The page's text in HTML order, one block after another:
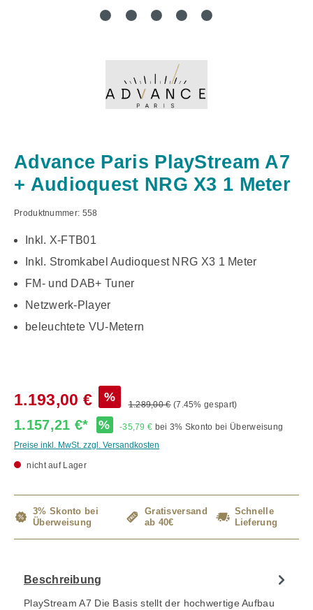
Advance Paris PlayStream A7
+ Audioquest NRG X3 1 Meter
Produktnummer: 558
Inkl. X-FTB01
Inkl. Stromkabel Audioquest NRG X3 1 Meter
FM- und DAB+ Tuner
Netzwerk-Player
beleuchtete VU-Metern
1.193,00 € %
1.289,00 € (7.45% gespart)
1.157,21 €* % -35,79 € bei 3% Skonto bei Überweisung
Preise inkl. MwSt. zzgl. Versandkosten
nicht auf Lager
3% Skonto bei
Überweisung
Gratisversand
ab 40€
Schnelle
Lieferung
Beschreibung
PlayStream A7 Die Basis stellt der hochwertige Aufbau